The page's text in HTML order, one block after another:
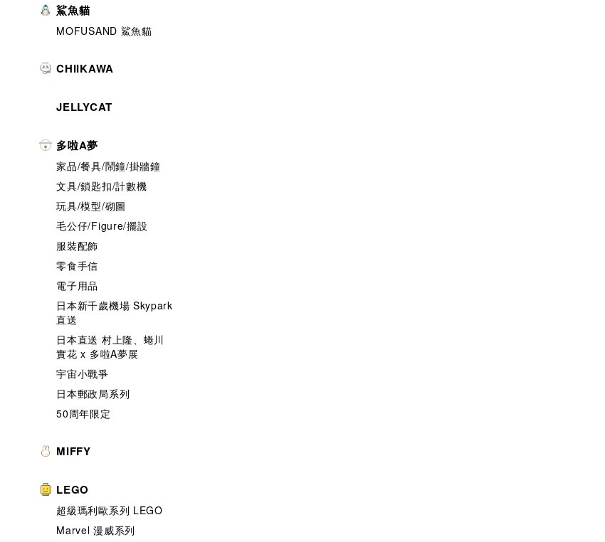
鯊魚貓
MOFUSAND 鯊魚貓
CHIIKAWA
JELLYCAT
多啦A夢
家品/餐具/鬧鐘/掛牆鐘
文具/鎖匙扣/計數機
玩具/模型/砌圖
毛公仔/Figure/擺設
服裝配飾
零食手信
電子用品
日本新千歲機場 Skypark
直送
日本直送 村上隆、蜷川
實花 x 多啦A夢展
宇宙小戰爭
日本郵政局系列
50周年限定
MIFFY
LEGO
超級瑪利歐系列 LEGO
Marvel 漫威系列